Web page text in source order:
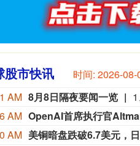
股市快讯 时间: 2026-08-
AM 8月8日隔夜要闻一览
AM
AM 美铜暗盘跌破6.7美元，